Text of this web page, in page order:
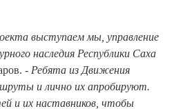
выступаем мы, управление
наследия Республики Саха
- Ребята из Движения
и лично их апробируют.
и их наставников, чтобы